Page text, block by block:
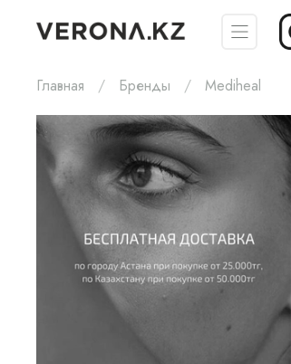
Главная Бренды Mediheal